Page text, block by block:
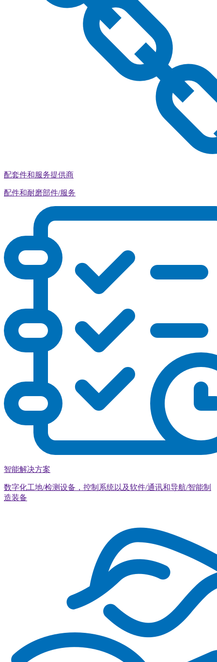
配套件和服务提供商
配件和耐磨部件/服务
智能解决方案
数字化工地/检测设备，控制系统以及软件/通讯和导航/智能制
造装备